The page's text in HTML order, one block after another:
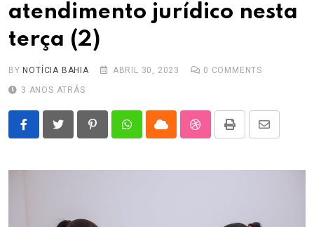
atendimento jurídico nesta
terça (2)
BY NOTÍCIA BAHIA ABRIL 30, 2023 0 COMMENTS
3 ANOS ATRÁS
PinterestWhatsappCloud StumbleUpon
Print
Share
Email